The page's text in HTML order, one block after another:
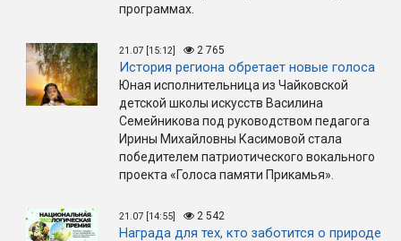
программах.
21.07 [15:12] 2 765
История региона обретает новые голоса
Юная исполнительница из Чайковской
детской школы искусств Василина
Семейникова под руководством педагога
Ирины Михайловны Касимовой стала
победителем патриотического вокального
проекта «Голоса памяти Прикамья».
21.07 [14:55] 2 542
Награда для тех, кто заботится о природе